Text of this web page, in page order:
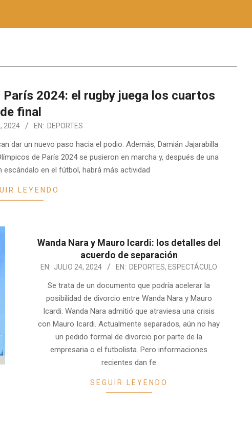
2024: el rugby juega los cuartos
de final
2024 EN: DEPORTES
dar un nuevo paso hacia el podio. Además, Damián Jajarabilla
de París 2024 se pusieron en marcha y, después de una
escándalo en el fútbol, habrá más actividad
LEYENDO
Wanda Nara y Mauro Icardi: los detalles del
acuerdo de separación
2024-
EN: JULIO 24, 2024 EN: DEPORTES, ESPECTÁCULO
Se trata de un documento que podría acelerar la
posibilidad de divorcio entre Wanda Nara y Mauro
Icardi. Wanda Nara admitió que atraviesa una crisis
con Mauro Icardi. Actualmente separados, aún no hay
un pedido formal de divorcio por parte de la
empresaria o el futbolista. Pero informaciones
recientes dan fe
SEGUIR LEYENDO